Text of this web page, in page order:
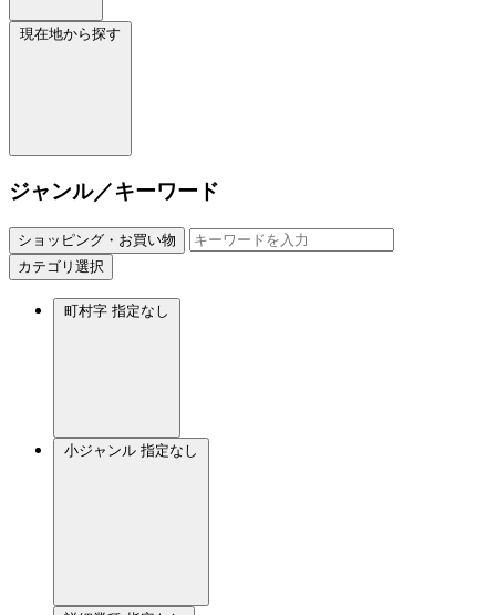
現在地から探す
ジャンル／キーワード
ショッピング・お買い物
カテゴリ選択
町村字 指定なし
小ジャンル 指定なし